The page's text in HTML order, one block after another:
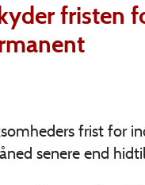
fristen
frist for
senere end